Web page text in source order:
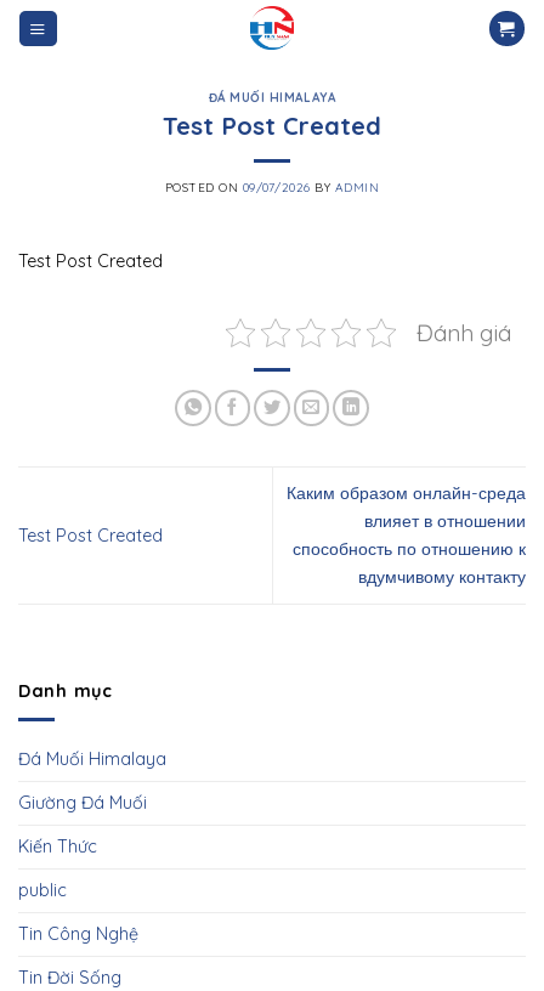
Skip
ĐÁ MUỐI HIMALAYA
Test Post Created
POSTED ON 09/07/2026 BY ADMIN
Test Post Created
Đánh giá
Test Post Created
Каким образом онлайн-среда
влияет в отношении
способность по отношению к
вдумчивому контакту
Danh mục
Đá Muối Himalaya
Giường Đá Muối
Kiến Thức
public
Tin Công Nghệ
Tin Đời Sống